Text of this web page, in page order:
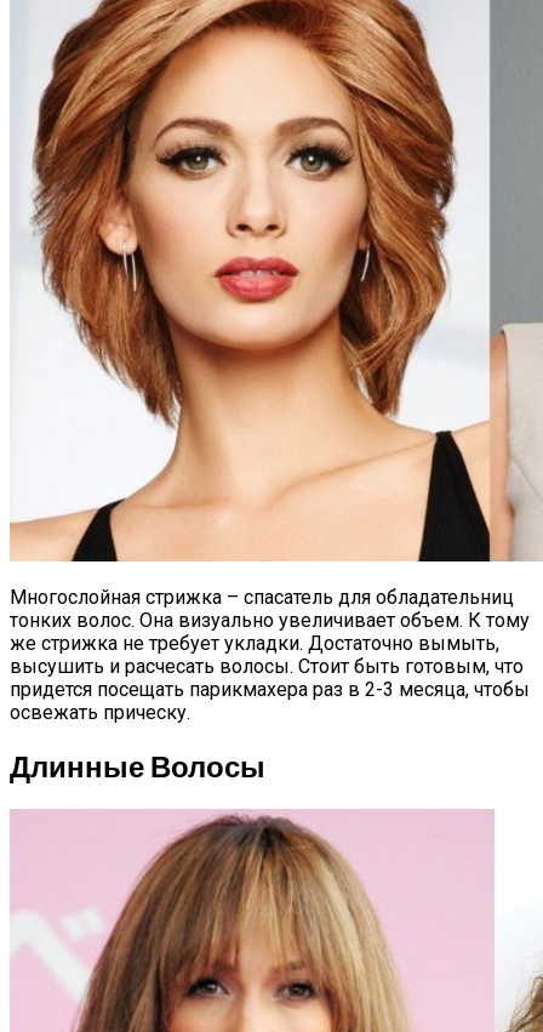
Многослойная стрижка – спасатель для обладательниц
тонких волос. Она визуально увеличивает объем. К тому
же стрижка не требует укладки. Достаточно вымыть,
высушить и расчесать волосы. Стоит быть готовым, что
придется посещать парикмахера раз в 2-3 месяца, чтобы
освежать прическу.
Длинные Волосы